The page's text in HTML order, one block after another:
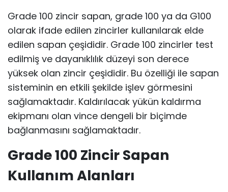
Grade 100 zincir sapan, grade 100 ya da G100
olarak ifade edilen zincirler kullanılarak elde
edilen sapan çeşididir. Grade 100 zincirler test
edilmiş ve dayanıklılık düzeyi son derece
yüksek olan zincir çeşididir. Bu özelliği ile sapan
sisteminin en etkili şekilde işlev görmesini
sağlamaktadır. Kaldırılacak yükün kaldırma
ekipmanı olan vince dengeli bir biçimde
bağlanmasını sağlamaktadır.
Grade 100 Zincir Sapan
Kullanım Alanları